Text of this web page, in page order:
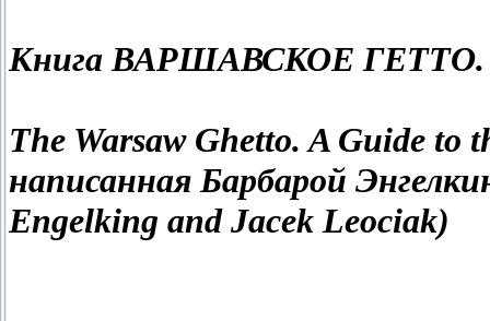
Книга ВАРШАВСКОЕ ГЕТТО.
The Warsaw Ghetto. A Guide to
написанная Барбарой
Engelking and Jacek Leociak)